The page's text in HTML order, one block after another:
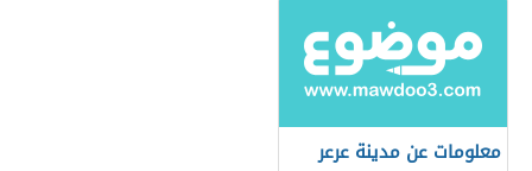
معلومات عن مدينة عرعر